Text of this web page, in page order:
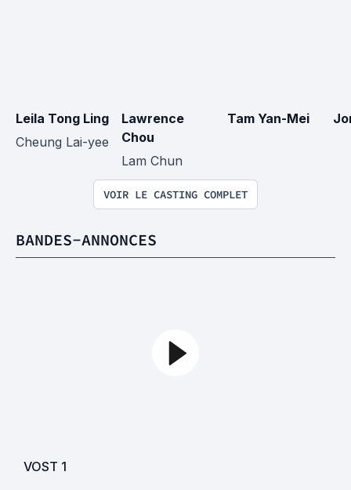
Leila Tong Ling
Cheung Lai-yee
Lawrence
Chou
Lam Chun
Tam Yan-Mei
VOIR LE CASTING COMPLET
BANDES-ANNONCES
VOST 1